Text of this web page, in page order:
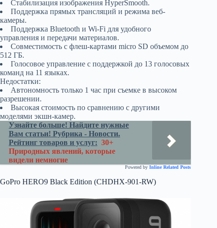
Стабилизация изображения HyperSmooth.
Поддержка прямых трансляций и режима веб-
камеры.
Поддержка Bluetooth и Wi-Fi для удобного
управления и передачи материалов.
Совместимость с флеш-картами micro SD объемом до
512 ГБ.
Голосовое управление с поддержкой до 13 голосовых
команд на 11 языках.
Недостатки:
Автономность только 1 час при съемке в высоком
разрешении.
Высокая стоимость по сравнению с другими
моделями экшн-камер.
Узнайте больше! Найдите нужные
Вам статьи! Рубрика - Новости.
Рейтинг товаров и услуг: 30+
Природных явлений, которые
видели немногие
Powered by Inline Related Posts
GoPro HERO9 Black Edition (CHDHX-901-RW)